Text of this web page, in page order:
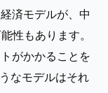
済モデルが、中
性もあります。
がかかることを
なモデルはそれ